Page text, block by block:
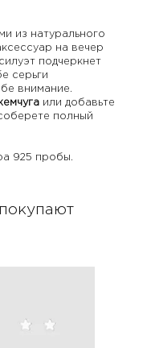
из натурального
на вечер
подчеркнет
серьги
внимание.
или добавьте
полный
925 пробы.